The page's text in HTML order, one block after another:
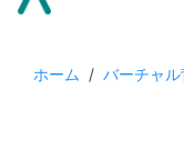
ホーム / バーチャル